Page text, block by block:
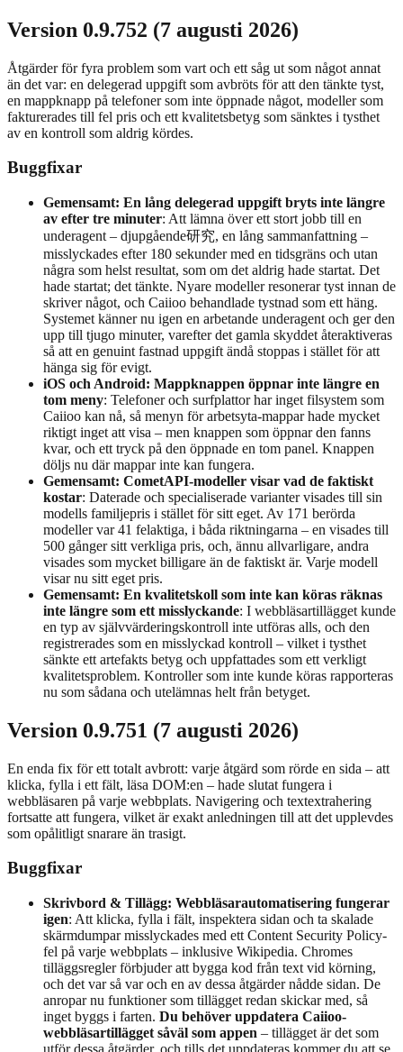
Version 0.9.752 (7 augusti 2026)
Åtgärder för fyra problem som vart och ett såg ut som något annat
än det var: en delegerad uppgift som avbröts för att den tänkte tyst,
en mappknapp på telefoner som inte öppnade något, modeller som
fakturerades till fel pris och ett kvalitetsbetyg som sänktes i tysthet
av en kontroll som aldrig kördes.
Buggfixar
Gemensamt: En lång delegerad uppgift bryts inte längre
av efter tre minuter: Att lämna över ett stort jobb till en
underagent – djupgående研究, en lång sammanfattning –
misslyckades efter 180 sekunder med en tidsgräns och utan
några som helst resultat, som om det aldrig hade startat. Det
hade startat; det tänkte. Nyare modeller resonerar tyst innan de
skriver något, och Caiioo behandlade tystnad som ett häng.
Systemet känner nu igen en arbetande underagent och ger den
upp till tjugo minuter, varefter det gamla skyddet återaktiveras
så att en genuint fastnad uppgift ändå stoppas i stället för att
hänga sig för evigt.
iOS och Android: Mappknappen öppnar inte längre en
tom meny: Telefoner och surfplattor har inget filsystem som
Caiioo kan nå, så menyn för arbetsyta-mappar hade mycket
riktigt inget att visa – men knappen som öppnar den fanns
kvar, och ett tryck på den öppnade en tom panel. Knappen
döljs nu där mappar inte kan fungera.
Gemensamt: CometAPI-modeller visar vad de faktiskt
kostar: Daterade och specialiserade varianter visades till sin
modells familjepris i stället för sitt eget. Av 171 berörda
modeller var 41 felaktiga, i båda riktningarna – en visades till
500 gånger sitt verkliga pris, och, ännu allvarligare, andra
visades som mycket billigare än de faktiskt är. Varje modell
visar nu sitt eget pris.
Gemensamt: En kvalitetskoll som inte kan köras räknas
inte längre som ett misslyckande: I webbläsartillägget kunde
en typ av självvärderingskontroll inte utföras alls, och den
registrerades som en misslyckad kontroll – vilket i tysthet
sänkte ett artefakts betyg och uppfattades som ett verkligt
kvalitetsproblem. Kontroller som inte kunde köras rapporteras
nu som sådana och utelämnas helt från betyget.
Version 0.9.751 (7 augusti 2026)
En enda fix för ett totalt avbrott: varje åtgärd som rörde en sida – att
klicka, fylla i ett fält, läsa DOM:en – hade slutat fungera i
webbläsaren på varje webbplats. Navigering och textextrahering
fortsatte att fungera, vilket är exakt anledningen till att det upplevdes
som opålitligt snarare än trasigt.
Buggfixar
Skrivbord & Tillägg: Webbläsarautomatisering fungerar
igen: Att klicka, fylla i fält, inspektera sidan och ta skalade
skärmdumpar misslyckades med ett Content Security Policy-
fel på varje webbplats – inklusive Wikipedia. Chromes
tilläggsregler förbjuder att bygga kod från text vid körning,
och det var så var och en av dessa åtgärder nådde sidan. De
anropar nu funktioner som tillägget redan skickar med, så
inget byggs i farten. Du behöver uppdatera Caiioo-
webbläsartillägget såväl som appen – tillägget är det som